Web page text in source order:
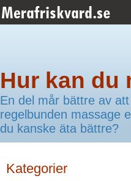
Hur kan du
En del mår bättre av
regelbunden massage
du kanske äta bättre?
Kategorier